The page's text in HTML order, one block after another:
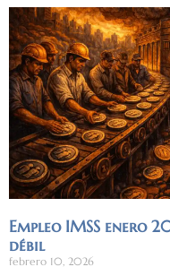
Empleo IMSS enero
débil
febrero 10, 2026